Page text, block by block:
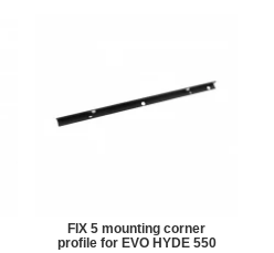
FIX 5 mounting corner
profile for EVO HYDE 550